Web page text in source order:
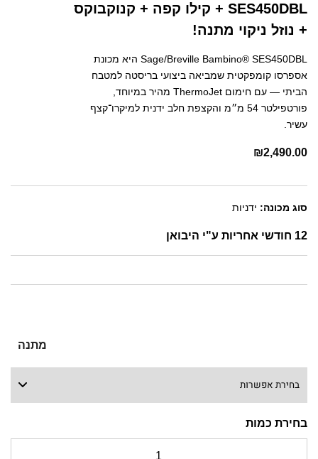
SES450DBL + קילו קפה + קנוקבוקס
+ נוזל ניקוי מתנה!
Sage/Breville Bambino® SES450DBL היא מכונת
אספרסו קומפקטית שמביאה ביצועי בריסטה למטבח
הביתי — עם חימום ThermoJet מהיר במיוחד,
פורטפילטר 54 מ״מ והקצפת חלב ידנית למיקרו־קצף
עשיר.
₪2,490.00
סוג מכונה: ידניות
12 חודשי אחריות ע"י היבואן
מתנה